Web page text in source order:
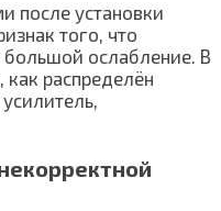
после установки
того, что
ослабление. В
как распределён